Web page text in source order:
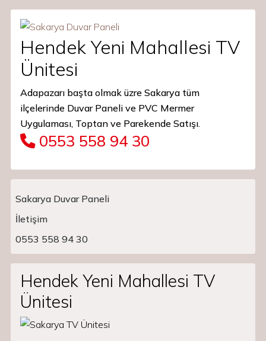
Hendek Yeni Mahallesi TV
Ünitesi
Adapazarı başta olmak üzre Sakarya tüm
ilçelerinde Duvar Paneli ve PVC Mermer
Uygulaması, Toptan ve Parekende Satışı.
0553 558 94 30
Main Navigation
Sakarya Duvar Paneli
İletişim
0553 558 94 30
Hendek Yeni Mahallesi TV
Ünitesi